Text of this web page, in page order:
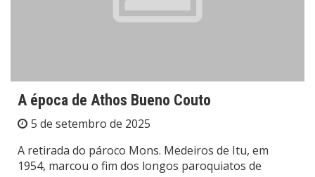
A época de Athos Bueno Couto
5 de setembro de 2025
A retirada do pároco Mons. Medeiros de Itu, em
1954, marcou o fim dos longos paroquiatos de